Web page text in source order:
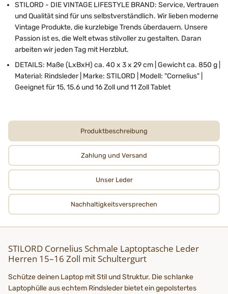
STILORD - DIE VINTAGE LIFESTYLE BRAND: Service, Vertrauen
und Qualität sind für uns selbstverständlich. Wir lieben moderne
Vintage Produkte, die kurzlebige Trends überdauern. Unsere
Passion ist es, die Welt etwas stilvoller zu gestalten. Daran
arbeiten wir jeden Tag mit Herzblut.
DETAILS: Maße (LxBxH) ca. 40 x 3 x 29 cm | Gewicht ca. 850 g |
Material: Rindsleder | Marke: STILORD | Modell: "Cornelius" |
Geeignet für 15, 15.6 und 16 Zoll und 11 Zoll Tablet
Produktbeschreibung
Zahlung und Versand
Unser Leder
Nachhaltigkeits­­­versprechen
STILORD Cornelius Schmale Laptoptasche Leder
Herren 15–16 Zoll mit Schultergurt
Schütze deinen Laptop mit Stil und Struktur. Die schlanke
Laptophülle aus echtem Rindsleder bietet ein gepolstertes